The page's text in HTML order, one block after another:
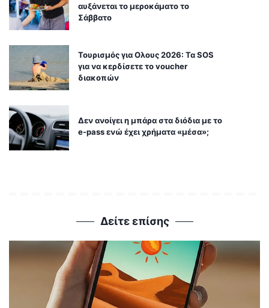
αυξάνεται το μεροκάματο το
Σάββατο
Τουρισμός για Ολους 2026: Τα SOS
για να κερδίσετε το voucher
διακοπών
Δεν ανοίγει η μπάρα στα διόδια με το
e-pass ενώ έχει χρήματα «μέσα»;
Δείτε επίσης